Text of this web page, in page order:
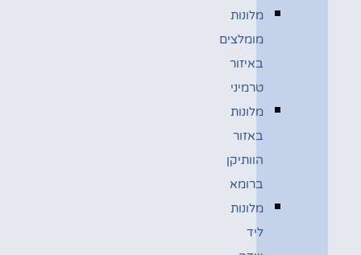
מלונות
מומלצים
באיזור
טרמיני
מלונות
באזור
הוותיקן
ברומא
מלונות
ליד